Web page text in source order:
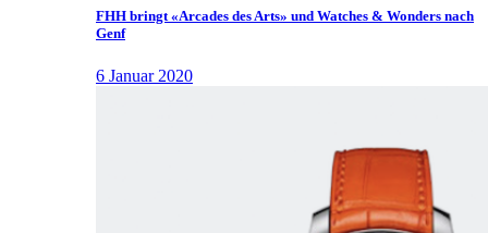
FHH bringt «Arcades des Arts» und Watches & Wonders nach
Genf
6 Januar 2020